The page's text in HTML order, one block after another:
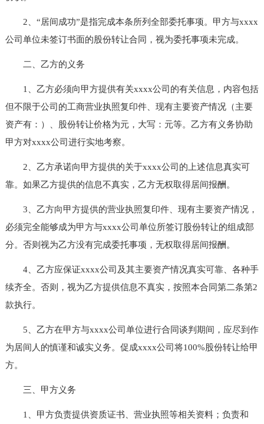
2、“居间成功”是指完成本条所列全部委托事项。甲方与xxxx
公司单位未签订书面的股份转让合同，视为委托事项未完成。
二、乙方的义务
1、乙方必须向甲方提供有关xxxx公司的有关信息，内容包括
但不限于公司的工商营业执照复印件、现有主要资产情况（主要
资产有：）、股份转让价格为元，大写：元等。乙方有义务协助
甲方对xxxx公司进行实地考察。
2、乙方承诺向甲方提供的关于xxxx公司的上述信息真实可
靠。如果乙方提供的信息不真实，乙方无权取得居间报酬。
3、乙方向甲方提供的营业执照复印件、现有主要资产情况，
必须完全能够成为甲方与xxxx公司单位所签订股份转让的组成部
分。否则视为乙方没有完成委托事项，无权取得居间报酬。
4、乙方应保证xxxx公司及其主要资产情况真实可靠、各种手
续齐全。否则，视为乙方提供信息不真实，按照本合同第二条第2
款执行。
5、乙方在甲方与xxxx公司单位进行合同谈判期间，应尽到作
为居间人的慎谨和诚实义务。促成xxxx公司将100%股份转让给甲
方。
三、甲方义务
1、甲方负责提供资质证书、营业执照等相关资料；负责和